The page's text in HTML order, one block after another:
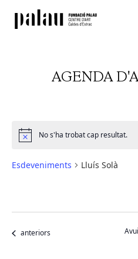
AGENDA
Notice No s'ha trobat cap resultat.
Esdeveniments Lluís Solà
Esdeveniments
anteriors Avui